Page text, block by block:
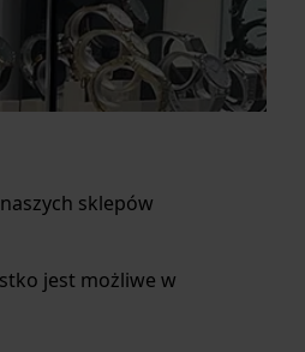
sklepów
jest możliwe w